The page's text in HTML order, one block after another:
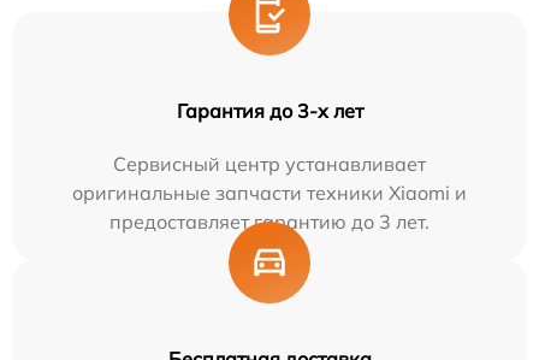
Гарантия до 3-х лет
Сервисный центр устанавливает
оригинальные запчасти техники Xiaomi и
предоставляет гарантию до 3 лет.